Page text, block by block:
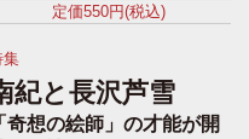
定価550円(税込)
集
紀と長沢芦雪
奇想の絵師」の才能が開